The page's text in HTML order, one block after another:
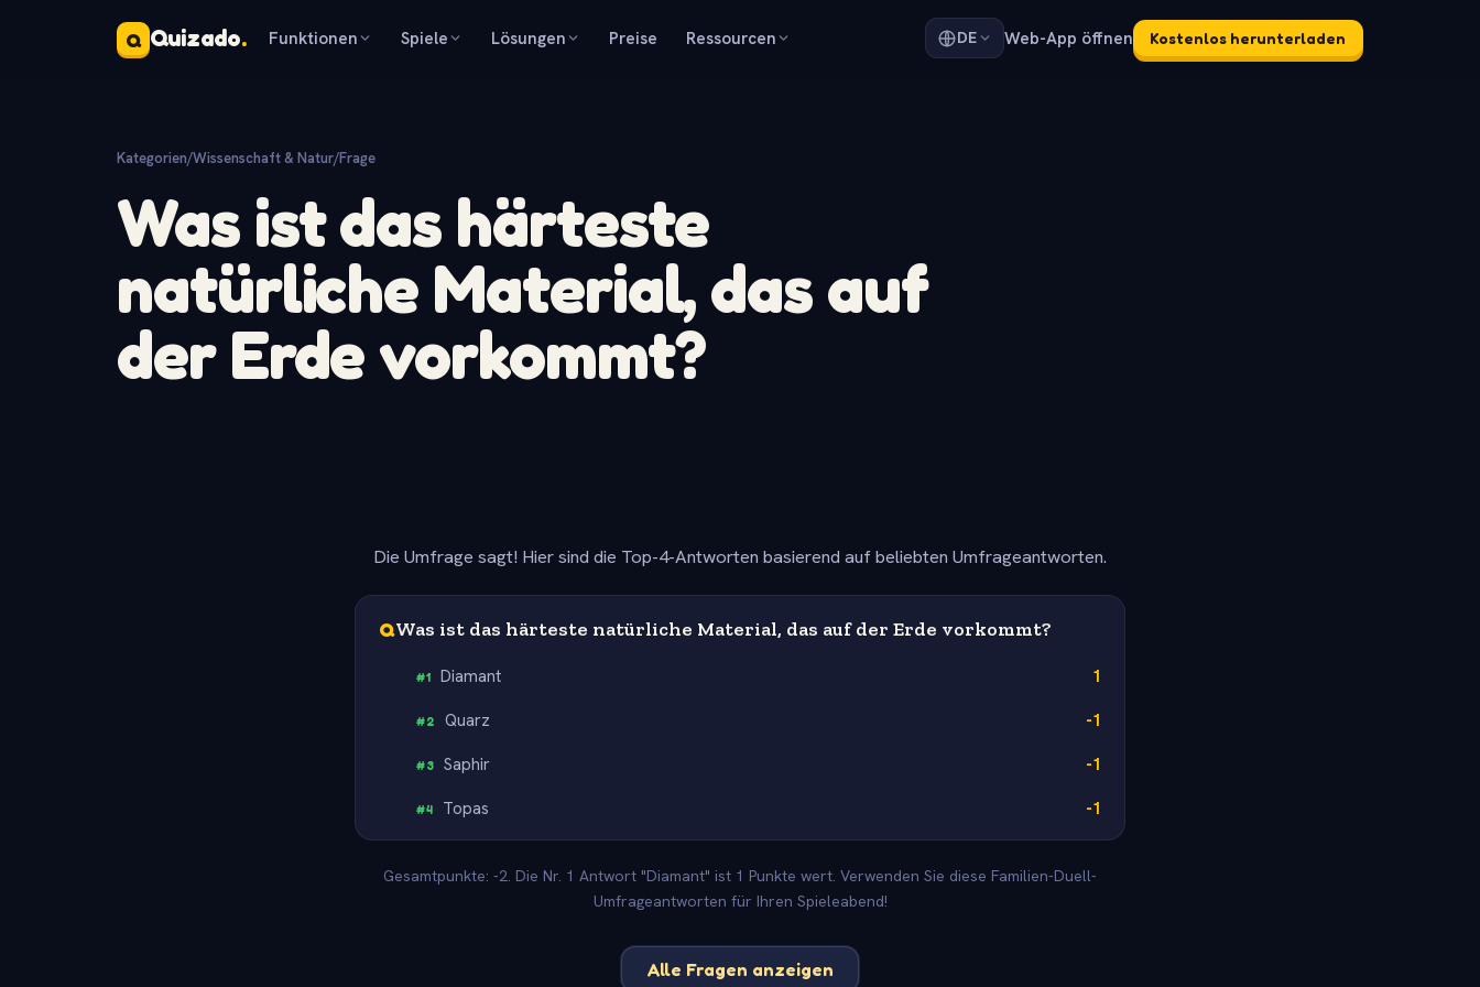
Q Quizado. Funktionen Spiele Lösungen Preise Ressourcen DE Web-App öffnen Kostenlos herunterladen
Kategorien/Wissenschaft & Natur/Frage
Was ist das härteste
natürliche Material, das auf
der Erde vorkommt?
Die Umfrage sagt! Hier sind die Top-4-Antworten basierend auf beliebten Umfrageantworten.
QWas ist das härteste natürliche Material, das auf der Erde vorkommt?
#1 Diamant 1
#2 Quarz -1
#3 Saphir -1
#4 Topas -1
Gesamtpunkte: -2. Die Nr. 1 Antwort "Diamant" ist 1 Punkte wert. Verwenden Sie diese Familien-Duell-
Umfrageantworten für Ihren Spieleabend!
Alle Fragen anzeigen